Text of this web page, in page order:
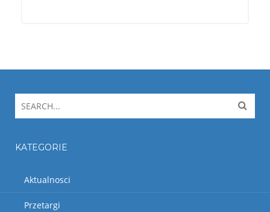
KATEGORIE
Aktualnosci
Przetargi